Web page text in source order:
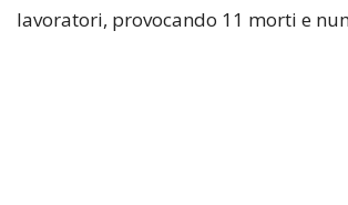
lavoratori, provocando 11 morti e